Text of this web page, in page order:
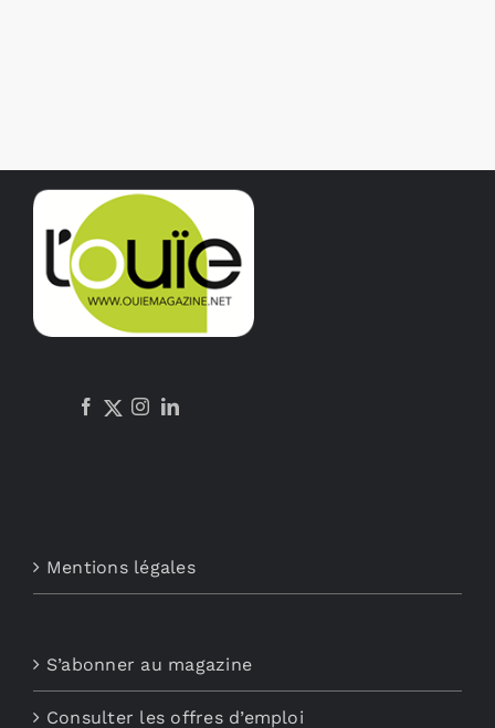
Mentions légales
S’abonner au magazine
Consulter les offres d’emploi